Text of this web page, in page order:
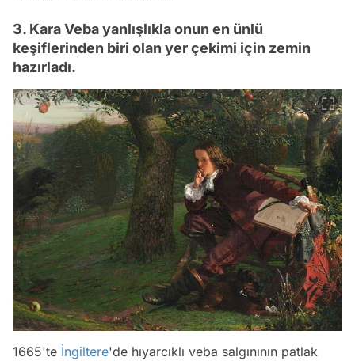
3. Kara Veba yanlışlıkla onun en ünlü
keşiflerinden biri olan yer çekimi için zemin
hazırladı.
1665'te İngiltere'de hıyarcıklı veba salgınının patlak